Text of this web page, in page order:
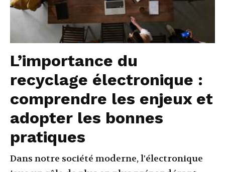
L’importance du
recyclage électronique :
comprendre les enjeux et
adopter les bonnes
pratiques
Dans notre société moderne, l'électronique